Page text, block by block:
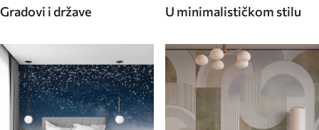
Gradovi i države U minimalističkom stilu